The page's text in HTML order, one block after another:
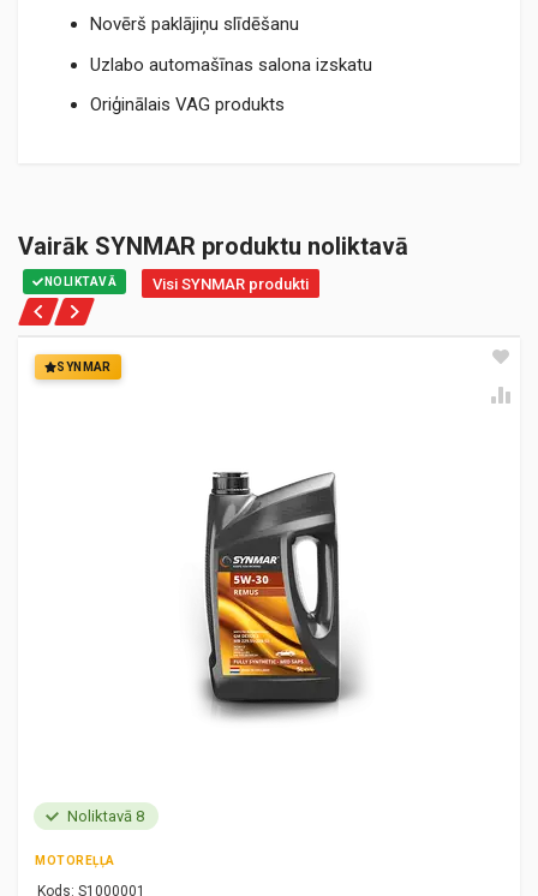
Novērš paklājiņu slīdēšanu
Uzlabo automašīnas salona izskatu
Oriģinālais VAG produkts
Vairāk SYNMAR produktu noliktavā
NOLIKTAVĀ Visi SYNMAR produkti
SYNMAR
Noliktavā 8
MOTOREĻĻA
Kods: S1000001